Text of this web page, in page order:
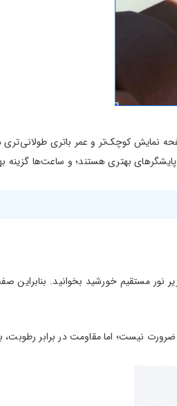
نمایش کوچک‌تر و عمر باتری
بهتری هستند؛ و ساعت‌ها گزینه
مستقیم خورشید بخوانید. بنابراین
نیست؛ اما مقاومت در برابر رطوبت،